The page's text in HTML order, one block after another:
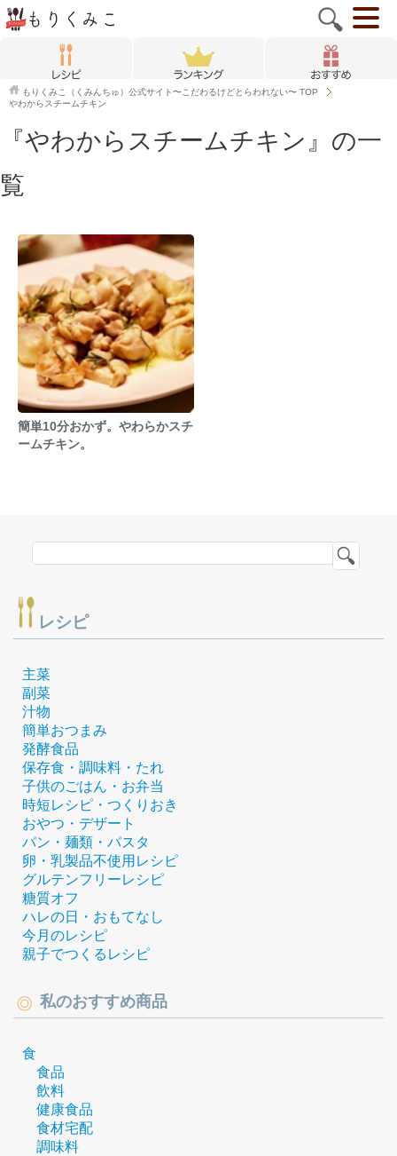
もりくみこ（くみんちゅ）公式サイト〜こだわるけどとらわれない〜 TOP
やわからスチームチキン
『やわからスチームチキン』の一
覧
簡単10分おかず。やわらかスチ
ームチキン。
レシピ
主菜
副菜
汁物
簡単おつまみ
発酵食品
保存食・調味料・たれ
子供のごはん・お弁当
時短レシピ・つくりおき
おやつ・デザート
パン・麺類・パスタ
卵・乳製品不使用レシピ
グルテンフリーレシピ
糖質オフ
ハレの日・おもてなし
今月のレシピ
親子でつくるレシピ
私のおすすめ商品
食
食品
飲料
健康食品
食材宅配
調味料